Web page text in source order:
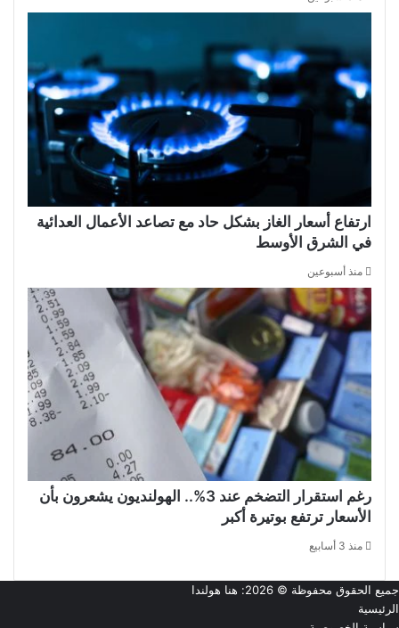
ارتفاع أسعار الغاز بشكل حاد مع تصاعد الأعمال العدائية
في الشرق الأوسط
منذ أسبوعين
رغم استقرار التضخم عند 3%.. الهولنديون يشعرون بأن
الأسعار ترتفع بوتيرة أكبر
منذ 3 أسابيع
جميع الحقوق محفوظة © 2026:
هنا هولندا
الرئيسية